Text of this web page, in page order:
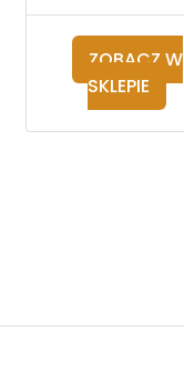
ZOBACZ W
SKLEPIE